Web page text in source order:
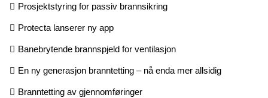
Prosjektstyring for passiv brannsikring
Protecta lanserer ny app
Banebrytende brannspjeld for ventilasjon
En ny generasjon branntetting – nå enda mer allsidig
Branntetting av gjennomføringer